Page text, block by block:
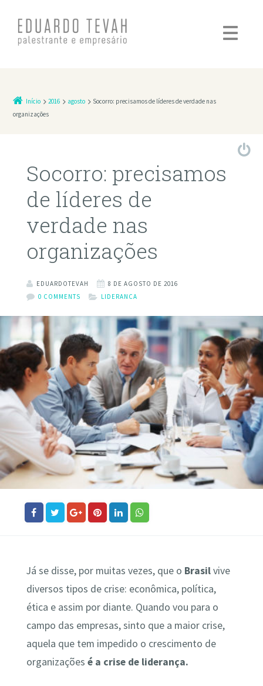
Início 2016 agosto
Socorro: precisamos de líderes de verdade nas
organizações
Socorro: precisamos
de líderes de
verdade nas
organizações
EDUARDOTEVAH
8 DE AGOSTO DE 2016
0 COMMENTS
LIDERANCA
Já se disse, por muitas vezes, que o Brasilvive
diversos tipos de crise: econômica, política,
ética e assim por diante. Quando vou para o
campo das empresas, sinto que a maior crise,
aquela que tem impedido o crescimento de
organizações é a crise de liderança.